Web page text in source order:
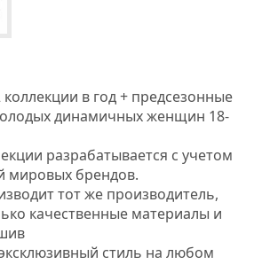
коллекции в год + предсезонные
динамичных женщин 18-
разрабатывается с учетом
мировых брендов.
тот же производитель,
качественные материалы и
стиль на любом